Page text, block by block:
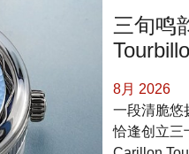
三旬鸣
8月 2026
一段清脆悠
恰逢创立三